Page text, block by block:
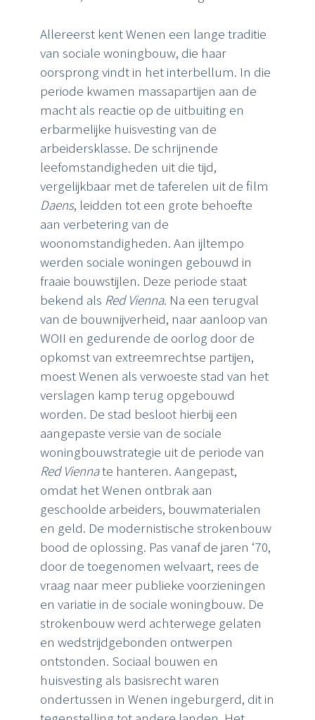
Allereerst kent Wenen een lange traditie
van sociale woningbouw, die haar
oorsprong vindt in het interbellum. In die
periode kwamen massapartijen aan de
macht als reactie op de uitbuiting en
erbarmelijke huisvesting van de
arbeidersklasse. De schrijnende
leefomstandigheden uit die tijd,
vergelijkbaar met de taferelen uit de film
Daens, leidden tot een grote behoefte
aan verbetering van de
woonomstandigheden. Aan ijltempo
werden sociale woningen gebouwd in
fraaie bouwstijlen. Deze periode staat
bekend als Red Vienna. Na een terugval
van de bouwnijverheid, naar aanloop van
WOII en gedurende de oorlog door de
opkomst van extreemrechtse partijen,
moest Wenen als verwoeste stad van het
verslagen kamp terug opgebouwd
worden. De stad besloot hierbij een
aangepaste versie van de sociale
woningbouwstrategie uit de periode van
Red Viennate hanteren. Aangepast,
omdat het Wenen ontbrak aan
geschoolde arbeiders, bouwmaterialen
en geld. De modernistische strokenbouw
bood de oplossing. Pas vanaf de jaren ‘70,
door de toegenomen welvaart, rees de
vraag naar meer publieke voorzieningen
en variatie in de sociale woningbouw. De
strokenbouw werd achterwege gelaten
en wedstrijdgebonden ontwerpen
ontstonden. Sociaal bouwen en
huisvesting als basisrecht waren
ondertussen in Wenen ingeburgerd, dit in